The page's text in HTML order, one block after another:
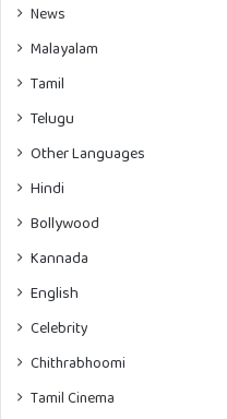
News
Malayalam
Tamil
Telugu
Other Languages
Hindi
Bollywood
Kannada
English
Celebrity
Chithrabhoomi
Tamil Cinema